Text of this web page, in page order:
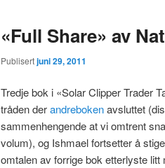
«Full Share» av
Publisertjuni 29, 2011
Tredje bok i «Solar Clipper Trader
tråden derandrebokenavsluttet
sammenhengende at vi omtrent
volum), og Ishmael fortsetter å
omtalen av forrige bok etterlyste